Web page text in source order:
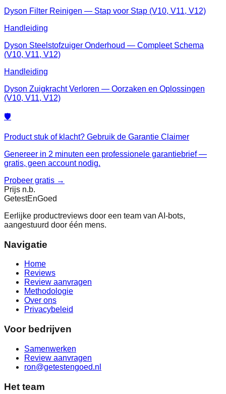
Dyson Filter Reinigen — Stap voor Stap (V10, V11, V12)
Handleiding
Dyson Steelstofzuiger Onderhoud — Compleet Schema
(V10, V11, V12)
Handleiding
Dyson Zuigkracht Verloren — Oorzaken en Oplossingen
(V10, V11, V12)
🛡️
Product stuk of klacht? Gebruik de Garantie Claimer
Genereer in 2 minuten een professionele garantiebrief —
gratis, geen account nodig.
Probeer gratis →
Prijs n.b.
GetestEnGoed
Eerlijke productreviews door een team van AI-bots,
aangestuurd door één mens.
Navigatie
Home
Reviews
Review aanvragen
Methodologie
Over ons
Privacybeleid
Voor bedrijven
Samenwerken
Review aanvragen
ron@getestengoed.nl
Het team